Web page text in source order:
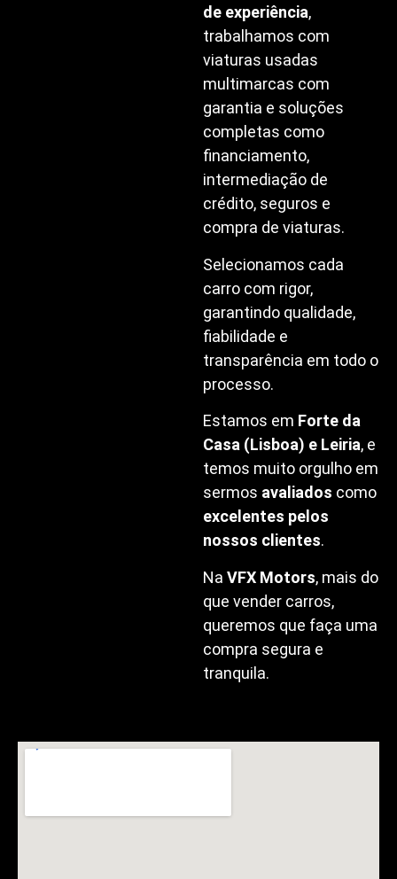
de experiência,
trabalhamos com
viaturas usadas
multimarcas com
garantia e soluções
completas como
financiamento,
intermediação de
crédito, seguros e
compra de viaturas.
Selecionamos cada
carro com rigor,
garantindo qualidade,
fiabilidade e
transparência em todo o
processo.
Estamos em Forte da
Casa (Lisboa) e Leiria, e
temos muito orgulho em
sermos avaliados como
excelentes pelos
nossos clientes.
NaVFX Motors, mais do
que vender carros,
queremos que faça uma
compra segura e
tranquila.